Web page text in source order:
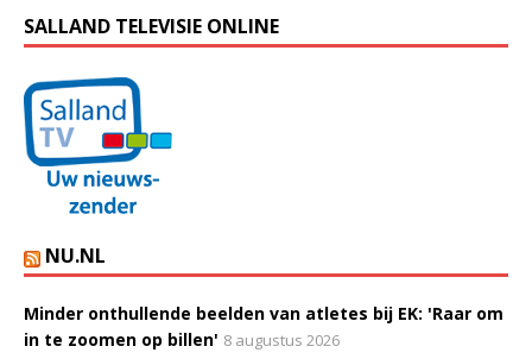
SALLAND TELEVISIE ONLINE
NU.NL
Minder onthullende beelden van atletes bij EK: 'Raar om
in te zoomen op billen' 8 augustus 2026